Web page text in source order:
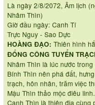
Là ngày 2/8/2072, Âm lịch
Nhâm Thìn)
Giờ đầu ngày: Canh Tí
Trực Nguy - Sao Dực
HOÀNG ĐẠO: Thiên hình
ĐỔNG CÔNG TUYỂN
Nhâm Thìn là lúc nước trong
Bính Thìn nên phá đất,
trạch, hôn nhân, trăm việc
Mậu Thìn thảo mộc điêu linh.
Canh Thìn là thiên địa cùng